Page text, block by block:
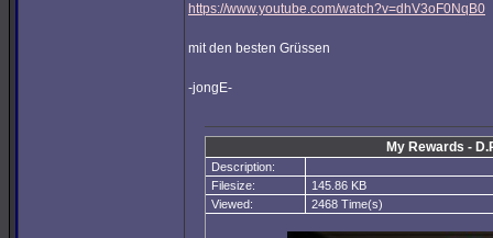
https://www.youtube.com/watch?v=dhV3oF0NqB0
mit den besten Grüssen
-jongE-
My Rewards -
Description:
Filesize:
145.86 KB
Viewed:
2468 Time(s)